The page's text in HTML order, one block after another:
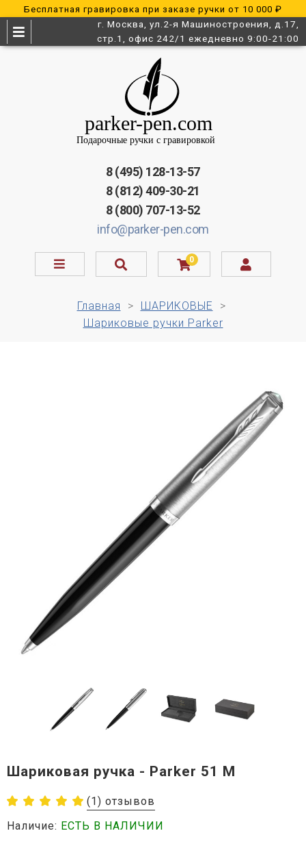
Бесплатная гравировка при заказе ручки от 10 000 ₽
г. Москва, ул.2-я Машиностроения, д.17,
стр.1, офис 242/1 ежедневно 9:00-21:00
8 (495) 128-13-57
8 (812) 409-30-21
8 (800) 707-13-52
info@parker-pen.com
0
Главная
ШАРИКОВЫЕ
Шариковые ручки Parker
Шариковая ручка - Parker 51 M
(1) отзывов
Наличие: ЕСТЬ В НАЛИЧИИ